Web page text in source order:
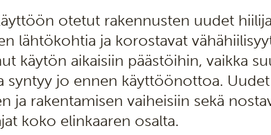
otetut rakennusten uudet
lähtökohtia ja korostavat
käytön aikaisiin päästöihin, vaikka
syntyy jo ennen käyttöönottoa.
ja rakentamisen vaiheisiin sekä
koko elinkaaren osalta.